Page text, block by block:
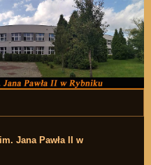
Przejdź do zawartości
Jana Pawła II w